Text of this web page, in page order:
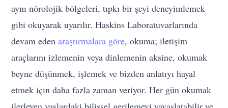
aynı nörolojik bölgeleri, tıpkı bir şeyi deneyimlemek
gibi okuyarak uyarılır. Haskins Laboratuvarlarında
devam edenaraştırmalara göre, okuma; iletişim
araçlarını izlemenin veya dinlemenin aksine, okumak
beyne düşünmek, işlemek ve bizden anlatıyı hayal
etmek için daha fazla zaman veriyor. Her gün okumak